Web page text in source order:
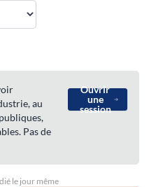
au
Pas de
Ouvrir
une
session
le jour même